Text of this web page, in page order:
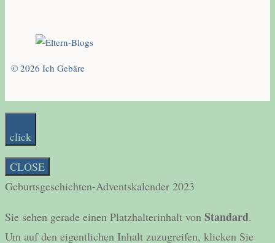
© 2026 Ich Gebäre
click
CLOSE
Geburtsgeschichten-Adventskalender 2023
Sie sehen gerade einen Platzhalterinhalt von Standard.
Um auf den eigentlichen Inhalt zuzugreifen, klicken Sie